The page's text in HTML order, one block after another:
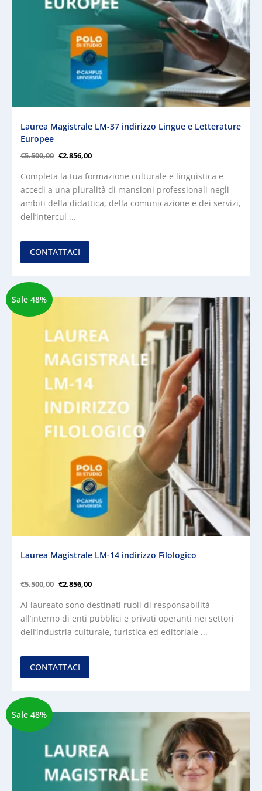
Laurea Magistrale LM-37 indirizzo Lingue e Letterature
Europee
€5.500,00 €2.856,00
Completa la tua formazione culturale e linguistica e
accedi a una pluralità di mansioni professionali negli
ambiti della didattica, della comunicazione e dei servizi,
dell’intercul ...
CONTATTACI
Sale 48%
Laurea Magistrale LM-14 indirizzo Filologico
€5.500,00 €2.856,00
Al laureato sono destinati ruoli di responsabilità
all’interno di enti pubblici e privati operanti nei settori
dell’industria culturale, turistica ed editoriale ...
CONTATTACI
Sale 48%